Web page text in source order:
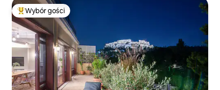
Najpopularniejsze z kategorii Wybór gości
Wybór gości